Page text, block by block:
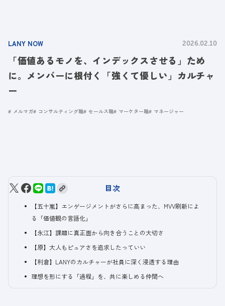
LANY NOW 2026.02.10
「価値あるモノを、インデックスさせる」ため
に。メンバーに根付く「強くて優しい」カルチャ
ー
メルマガ コンサルティング職 セールス職 マーケター職 マネージャー
目次
【五十嵐】エンゲージメントがさらに高まった、MVV刷新によ
る「価値観の言語化」
【永江】課題に真正面から向き合うことの大切さ
【原】大人もピュアさを追求したっていい
【利倉】LANYのカルチャーが社員に深く浸透する理由
理想を形にする「過程」を、共に楽しめる仲間へ